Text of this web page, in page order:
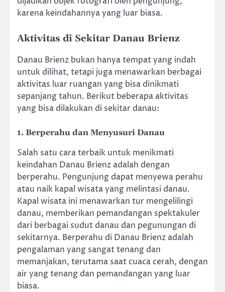
karena keindahannya yang luar biasa.
Aktivitas di Sekitar Danau Brienz
Danau Brienz bukan hanya tempat yang indah
untuk dilihat, tetapi juga menawarkan berbagai
aktivitas luar ruangan yang bisa dinikmati
sepanjang tahun. Berikut beberapa aktivitas
yang bisa dilakukan di sekitar danau:
1. Berperahu dan Menyusuri Danau
Salah satu cara terbaik untuk menikmati
keindahan Danau Brienz adalah dengan
berperahu. Pengunjung dapat menyewa perahu
atau naik kapal wisata yang melintasi danau.
Kapal wisata ini menawarkan tur mengelilingi
danau, memberikan pemandangan spektakuler
dari berbagai sudut danau dan pegunungan di
sekitarnya. Berperahu di Danau Brienz adalah
pengalaman yang sangat tenang dan
memanjakan, terutama saat cuaca cerah, dengan
air yang tenang dan pemandangan yang luar
biasa.